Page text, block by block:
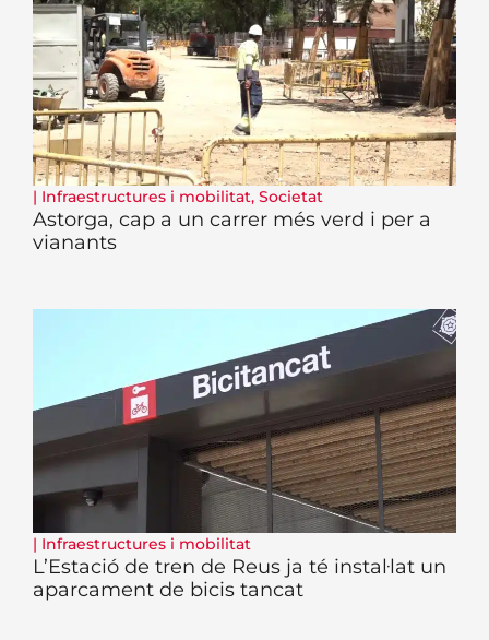
| Infraestructures i mobilitat, Societat
Astorga, cap a un carrer més verd i per a
vianants
| Infraestructures i mobilitat
L’Estació de tren de Reus ja té instal·lat un
aparcament de bicis tancat